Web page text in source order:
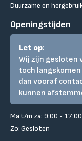
Duurzame en
Openingstijden
Let op:
Wij zijn gesloten
toch
dan vooraf
kunnen
Ma t/m za: 9:00 - 17:00
Zo: Gesloten